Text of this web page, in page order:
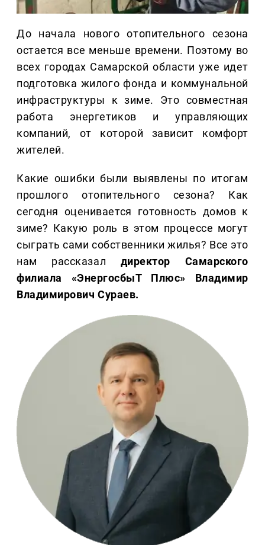
До начала нового отопительного сезона
остается все меньше времени. Поэтому во
всех городах Самарской области уже идет
подготовка жилого фонда и коммунальной
инфраструктуры к зиме. Это совместная
работа энергетиков и управляющих
компаний, от которой зависит комфорт
жителей.
Какие ошибки были выявлены по итогам
прошлого отопительного сезона? Как
сегодня оценивается готовность домов к
зиме? Какую роль в этом процессе могут
сыграть сами собственники жилья? Все это
нам рассказал директор Самарского
филиала «ЭнергосбыТ Плюс» Владимир
Владимирович Сураев.